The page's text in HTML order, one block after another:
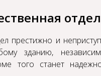
престижно и
зданию,
того станет